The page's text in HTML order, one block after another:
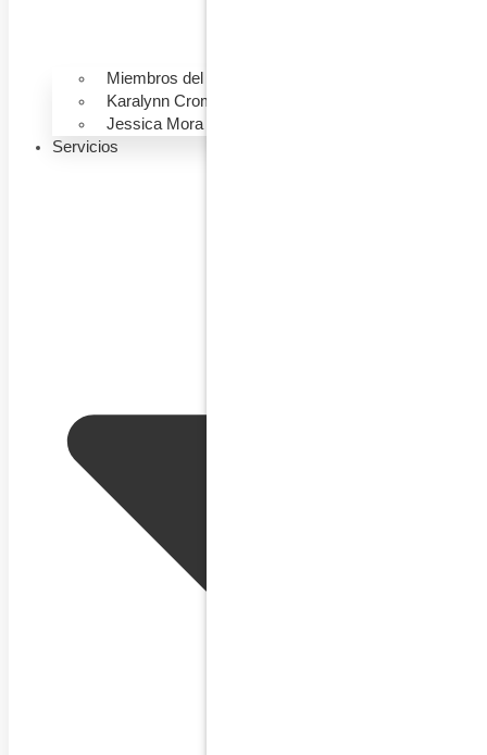
Miembros del Equipo
Karalynn Cromeens
Jessica Mora
Servicios